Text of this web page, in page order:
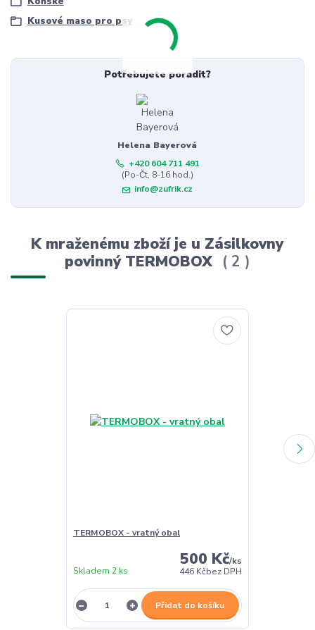
Kusové maso pro psy
Potřebujete poradit?
Helena Bayerová
+420 604 711 491
(Po-Čt, 8-16 hod.)
info@zufrik.cz
K mraženému zboží je u Zásilkovny
povinný TERMOBOX
2
TERMOBOX - vratný obal
500 Kč/ks
446 Kčbez DPH
Skladem 2 ks
Přidat do košíku